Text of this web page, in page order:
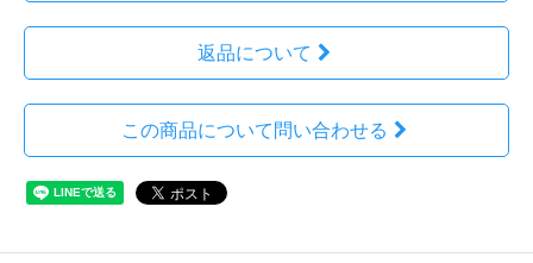
返品について
この商品について問い合わせる